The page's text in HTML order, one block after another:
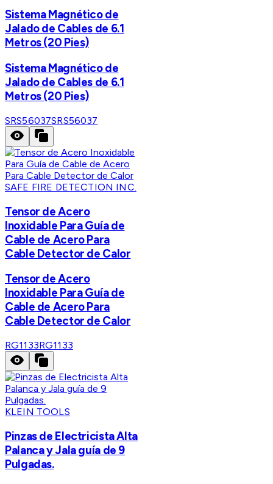
Sistema Magnético de
Jalado de Cables de 6.1
Metros (20 Pies)
Sistema Magnético de
Jalado de Cables de 6.1
Metros (20 Pies)
SRS56037SRS56037
SAFE FIRE DETECTION INC.
Tensor de Acero
Inoxidable Para Guía de
Cable de Acero Para
Cable Detector de Calor
Tensor de Acero
Inoxidable Para Guía de
Cable de Acero Para
Cable Detector de Calor
RG1133RG1133
KLEIN TOOLS
Pinzas de Electricista Alta
Palanca y Jala guía de 9
Pulgadas.